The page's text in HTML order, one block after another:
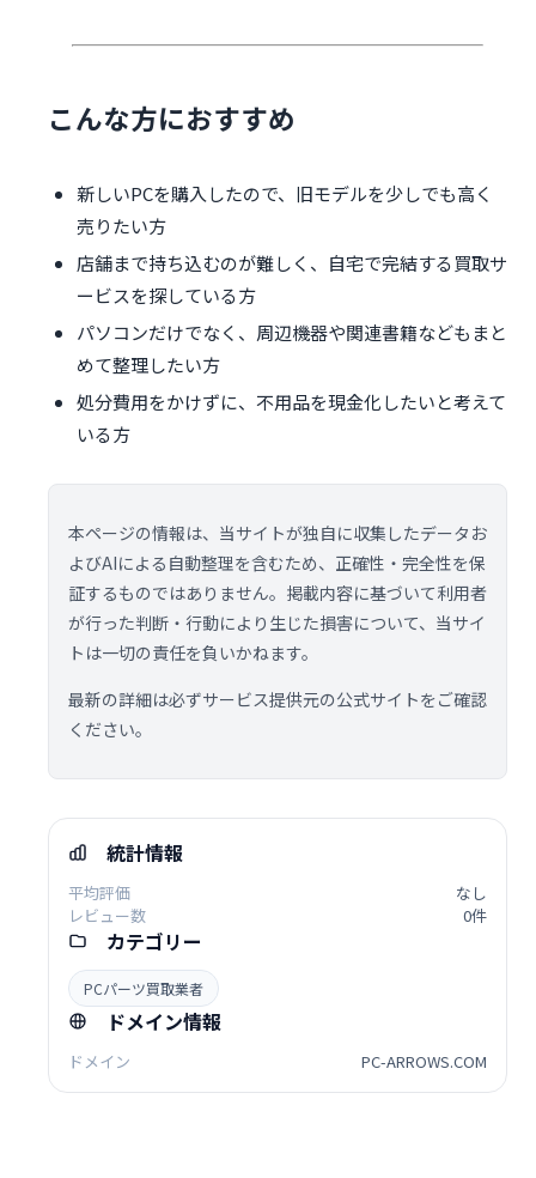
こんな方におすすめ
新しいPCを購入したので、旧モデルを少しでも高く
売りたい方
店舗まで持ち込むのが難しく、自宅で完結する買取サ
ービスを探している方
パソコンだけでなく、周辺機器や関連書籍などもまと
めて整理したい方
処分費用をかけずに、不用品を現金化したいと考えて
いる方
本ページの情報は、当サイトが独自に収集したデータお
よびAIによる自動整理を含むため、正確性・完全性を保
証するものではありません。掲載内容に基づいて利用者
が行った判断・行動により生じた損害について、当サイ
トは一切の責任を負いかねます。
最新の詳細は必ずサービス提供元の公式サイトをご確認
ください。
統計情報
平均評価
なし
レビュー数
0件
カテゴリー
PCパーツ買取業者
ドメイン情報
ドメイン PC-ARROWS.COM